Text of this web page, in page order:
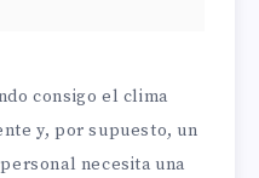
consigo el clima
y, por supuesto, un
necesita una